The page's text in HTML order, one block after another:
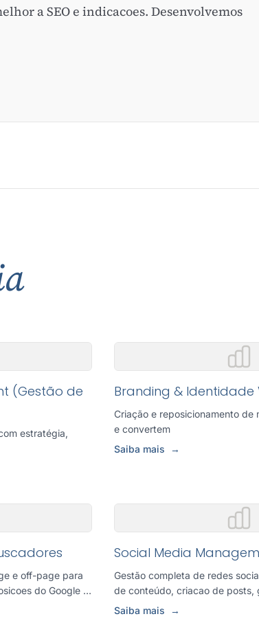
a SEO e indicacoes. Desenvolvemos
(Gestão de
estratégia,
Branding & Identidade
Criação e reposicionamento de
e convertem
Saiba mais
→
e off-page para
do Google e
Social Media
Gestão completa de redes
de conteúdo, criacao de posts,
comunidade e analise d...
Saiba mais →